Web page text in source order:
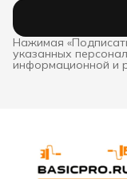
Нажимая
указанных
информационной и